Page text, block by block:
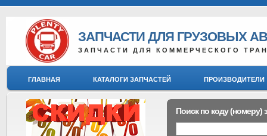
ЗАПЧАСТИ ДЛЯ ГРУЗОВЫХ
ЗАПЧАСТИ ДЛЯ КОММЕРЧЕСКОГО
ГЛАВНАЯ КАТАЛОГИ ЗАПЧАСТЕЙ ПРОИЗВОДИТЕЛИ
Поиск по коду (номеру)